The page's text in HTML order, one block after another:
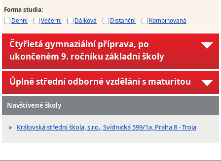
Forma studia:
Denní
Večerní Dálková Distanční Kombinovaná
Čtyřletá gymnaziální příprava, po
ukončeném 9. ročníku základní školy
Úplné střední odborné vzdělání s maturitou
Navštívené školy
Královská střední škola, s.r.o., Svídnická 599/1a, Praha 8 - Troja